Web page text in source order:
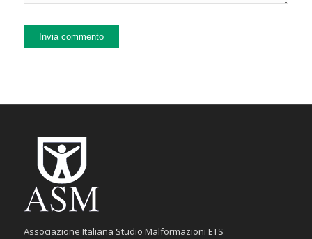
Associazione Italiana Studio Malformazioni ETS